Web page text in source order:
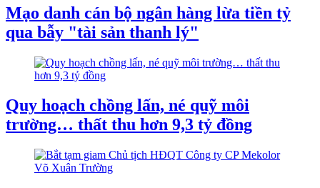
Mạo danh cán bộ ngân hàng lừa tiền tỷ
qua bẫy "tài sản thanh lý"
Quy hoạch chồng lấn, né quỹ môi
trường… thất thu hơn 9,3 tỷ đồng